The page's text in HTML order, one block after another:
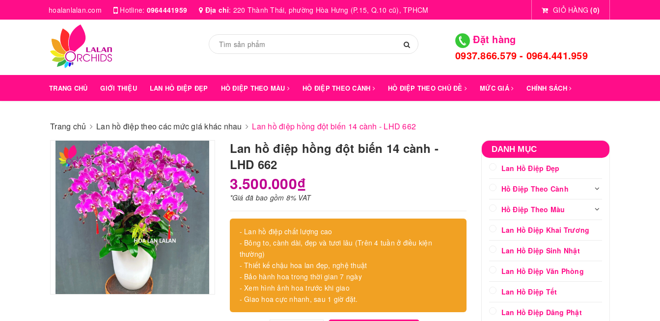
hoalanlalan.com Hotline: 0964441959 Địa chỉ: 220 Thành Thái, phường Hòa Hưng (P.15, Q.10 cũ), TPHCM GIỎ HÀNG (0)
Đặt hàng
0937.866.579 - 0964.441.959
TRANG CHỦ GIỚI THIỆU LAN HỒ ĐIỆP ĐẸP HỒ ĐIỆP THEO MÀU HỒ ĐIỆP THEO CÀNH HỒ ĐIỆP THEO CHỦ ĐỀ MỨC GIÁ CHÍNH SÁCH
Trang chủ Lan hồ điệp theo các mức giá khác nhau Lan hồ điệp hồng đột biến 14 cành - LHD 662
Lan hồ điệp hồng đột biến 14 cành -
LHD 662
3.500.000₫
*Giá đã bao gồm 8% VAT
- Lan hồ điệp chất lượng cao
- Bông to, cành dài, đẹp và tươi lâu (Trên 4 tuần ở điều kiện
thường)
- Thiết kế chậu hoa lan đẹp, nghệ thuật
- Bảo hành hoa trong thời gian 7 ngày
- Xem hình ảnh hoa trước khi giao
- Giao hoa cực nhanh, sau 1 giờ đặt.
DANH MỤC
Lan Hồ Điệp Đẹp
Hồ Điệp Theo Cành
Hồ Điệp Theo Màu
Lan Hồ Điệp Khai Trương
Lan Hồ Điệp Sinh Nhật
Lan Hồ Điệp Văn Phòng
Lan Hồ Điệp Tết
Lan Hồ Điệp Dâng Phật